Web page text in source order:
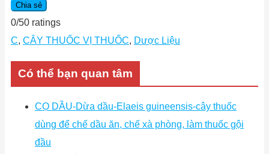
Chia sẻ
0/50 ratings
C, CÂY THUỐC VỊ THUỐC, Dược Liệu
Có thể bạn quan tâm
CỌ DẦU-Dừa dầu-Elaeis guineensis-cây thuốc
dùng để chế dầu ăn, chế xà phòng, làm thuốc gội
đầu